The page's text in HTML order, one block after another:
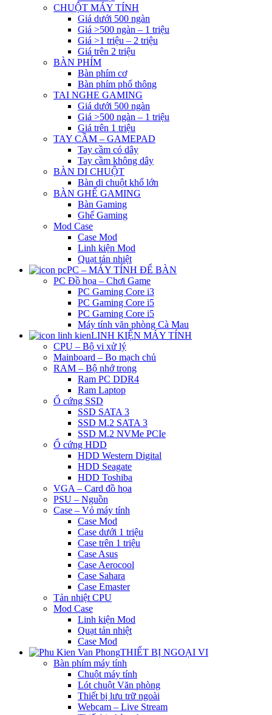
CHUỘT MÁY TÍNH
Giá dưới 500 ngàn
Giá >500 ngàn – 1 triệu
Giá >1 triệu – 2 triệu
Giá trên 2 triệu
BÀN PHÍM
Bàn phím cơ
Bàn phím phổ thông
TAI NGHE GAMING
Giá dưới 500 ngàn
Giá >500 ngàn – 1 triệu
Giá trên 1 triệu
TAY CẦM – GAMEPAD
Tay cầm có dây
Tay cầm không dây
BÀN DI CHUỘT
Bàn di chuột khổ lớn
BÀN GHẾ GAMING
Bàn Gaming
Ghế Gaming
Mod Case
Case Mod
Linh kiện Mod
Quạt tản nhiệt
PC – MÁY TÍNH ĐỂ BÀN
PC Đồ họa – Chơi Game
PC Gaming Core i3
PC Gaming Core i5
PC Gaming Core i5
Máy tính văn phòng Cà Mau
LINH KIỆN MÁY TÍNH
CPU – Bộ vi xử lý
Mainboard – Bo mạch chủ
RAM – Bộ nhớ trong
Ram PC DDR4
Ram Laptop
Ổ cứng SSD
SSD SATA 3
SSD M.2 SATA 3
SSD M.2 NVMe PCIe
Ổ cứng HDD
HDD Western Digital
HDD Seagate
HDD Toshiba
VGA – Card đồ họa
PSU – Nguồn
Case – Vỏ máy tính
Case Mod
Case dưới 1 triệu
Case trên 1 triệu
Case Asus
Case Aerocool
Case Sahara
Case Emaster
Tản nhiệt CPU
Mod Case
Linh kiện Mod
Quạt tản nhiệt
Case Mod
THIẾT BỊ NGOẠI VI
Bàn phím máy tính
Chuột máy tính
Lót chuột Văn phòng
Thiết bị lưu trữ ngoài
Webcam – Live Stream